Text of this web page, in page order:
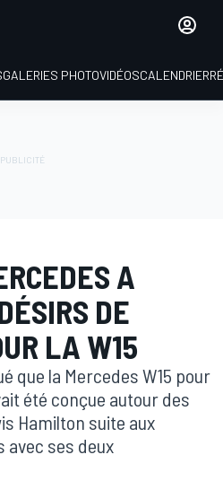
GALERIES PHOTOVIDÉOSCALENDRIER
A
DE
LA W15
que la Mercedes W15 pour
été conçue autour des
Hamilton suite aux
ses deux